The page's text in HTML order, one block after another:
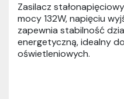
Zasilacz
mocy 132W, napięciu
zapewnia stabilność
energetyczną, idealny
oświetleniowych.